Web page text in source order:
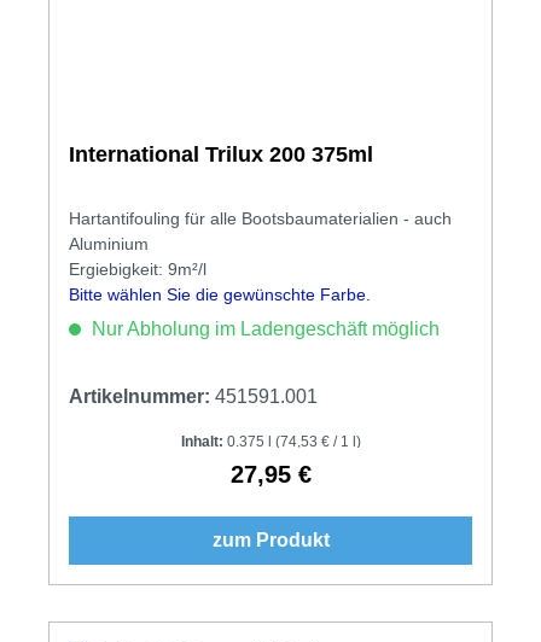
International Trilux 200 375ml
Hartantifouling für alle Bootsbaumaterialien - auch
Aluminium
Ergiebigkeit: 9m²/l
Bitte wählen Sie die gewünschte Farbe.
Nur Abholung im Ladengeschäft möglich
Artikelnummer: 451591.001
Inhalt: 0.375 l (74,53 € / 1 l)
Regulärer Preis:
27,95 €
zum Produkt